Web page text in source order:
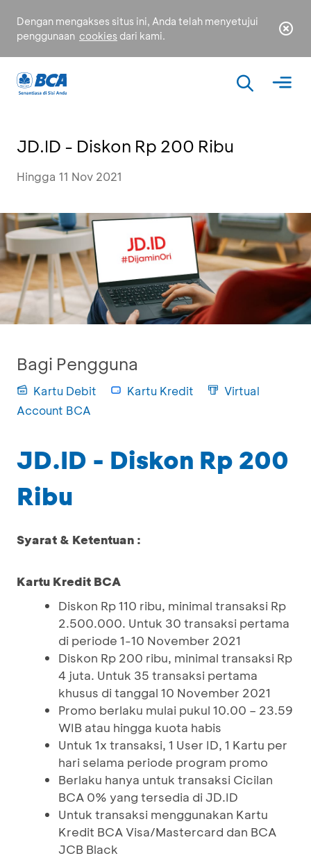
Dengan mengakses situs ini, Anda telah menyetujui
penggunaan cookies dari kami.
JD.ID - Diskon Rp 200 Ribu
Hingga 11 Nov 2021
Bagi Pengguna
Kartu Debit Kartu Kredit
Virtual
Account BCA
JD.ID - Diskon Rp 200
Ribu
Syarat & Ketentuan :
Kartu Kredit BCA
Diskon Rp 110 ribu, minimal transaksi Rp
2.500.000. Untuk 30 transaksi pertama
di periode 1-10 November 2021
Diskon Rp 200 ribu, minimal transaksi Rp
4 juta. Untuk 35 transaksi pertama
khusus di tanggal 10 November 2021
Promo berlaku mulai pukul 10.00 – 23.59
WIB atau hingga kuota habis
Untuk 1x transaksi, 1 User ID, 1 Kartu per
hari selama periode program promo
Berlaku hanya untuk transaksi Cicilan
BCA 0% yang tersedia di JD.ID
Untuk transaksi menggunakan Kartu
Kredit BCA Visa/Mastercard dan BCA
JCB Black